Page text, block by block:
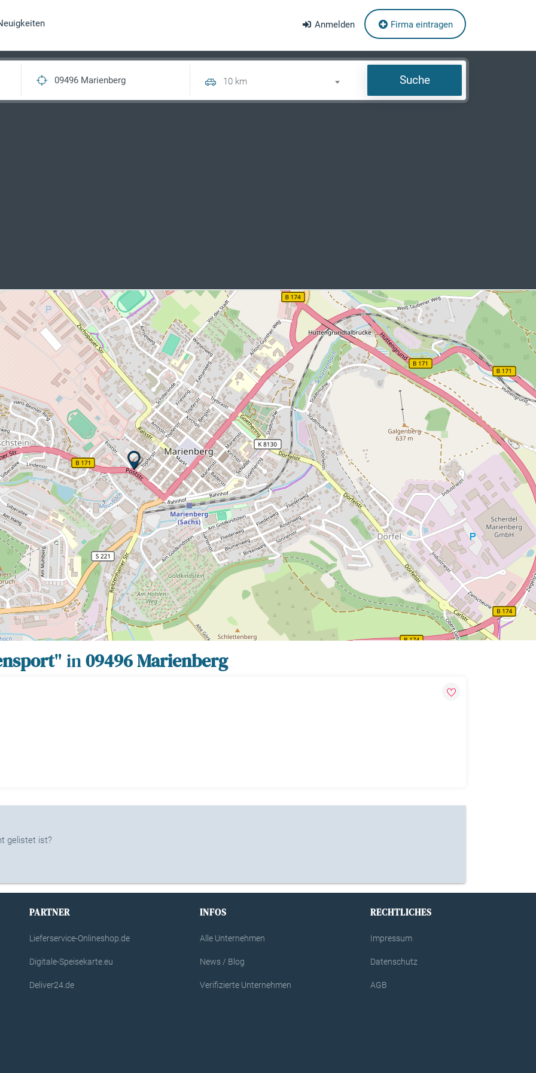
Anmelden Firma eintragen
10 km Suche
" in09496 Marienberg
gelistet ist?
PARTNER
Lieferservice-Onlineshop.de
Digitale-Speisekarte.eu
Deliver24.de
INFOS
Alle Unternehmen
News / Blog
Verifizierte Unternehmen
RECHTLICHES
Impressum
Datenschutz
AGB